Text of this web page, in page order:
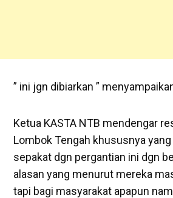
” ini jgn dibiarkan ”
Ketua KASTA NTB mendengar
Lombok Tengah khususnya
sepakat dgn pergantian ini dgn
alasan yang menurut mereka
tapi bagi masyarakat apapun